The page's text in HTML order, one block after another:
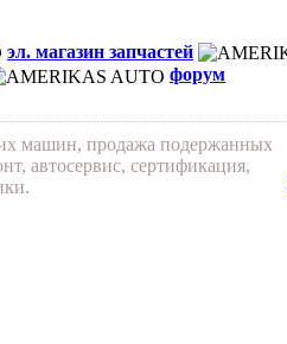
эл. магазин запчастей
форум
машин, продажа подержанных
автосервис, сертификация,